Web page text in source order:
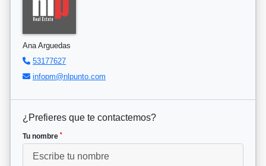
Ana Arguedas
53177627
infopm@nlpunto.com
¿Prefieres que te contactemos?
Tu nombre *